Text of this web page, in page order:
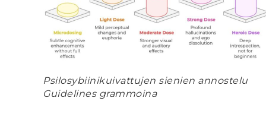
Psilosybiinikuivattujen sienien annostelu
Guidelines grammoina